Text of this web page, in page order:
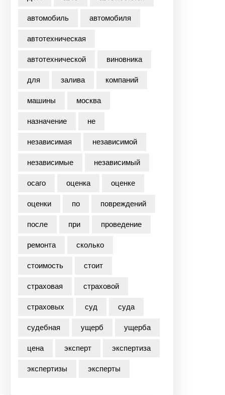
автомобиль
автомобиля
автотехническая
автотехнической
виновника
для
залива
компаний
машины
москва
назначение
не
независимая
независимой
независимые
независимый
осаго
оценка
оценке
оценки
по
повреждений
после
при
проведение
ремонта
сколько
стоимость
стоит
страховая
страховой
страховых
суд
суда
судебная
ущерб
ущерба
цена
эксперт
экспертиза
экспертизы
эксперты